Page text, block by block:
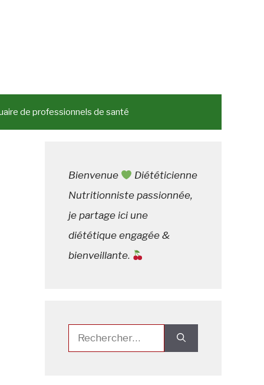
de professionnels de santé
Bienvenue
Diététicienne
Nutritionniste passionnée,
je partage ici une
diététique engagée &
bienveillante.
Rechercher :